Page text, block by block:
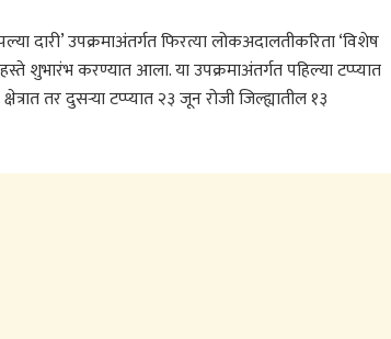
दारी’ उपक्रमाअंतर्गत फिरत्या लोकअदालतीकरिता ‘विशेष
शुभारंभ करण्यात आला. या उपक्रमाअंतर्गत पहिल्या टप्प्यात
तर दुसऱ्या टप्प्यात २३ जून रोजी जिल्ह्यातील १३